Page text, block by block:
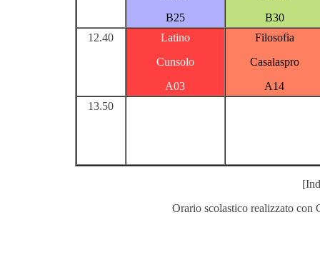
B25
B30
12.40
Latino
Cunsolo
A03
Filosofia
Casalaspro
A14
13.50
Orario scolastico realizzato con